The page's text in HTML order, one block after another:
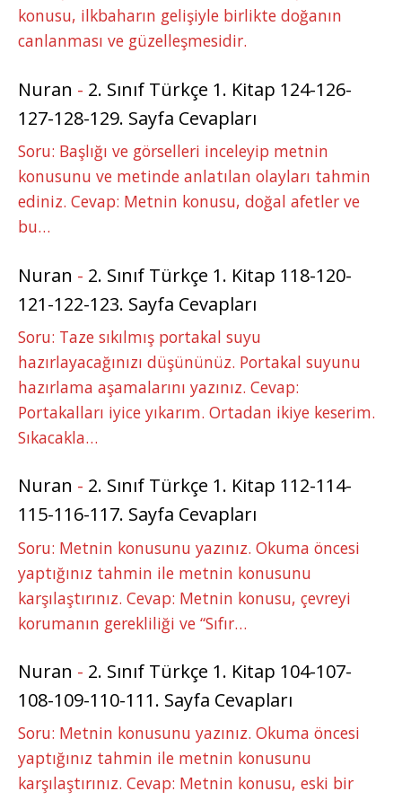
konusu, ilkbaharın gelişiyle birlikte doğanın
canlanması ve güzelleşmesidir.
Nuran - 2. Sınıf Türkçe 1. Kitap 124-126-
127-128-129. Sayfa Cevapları
Soru: Başlığı ve görselleri inceleyip metnin
konusunu ve metinde anlatılan olayları tahmin
ediniz. Cevap: Metnin konusu, doğal afetler ve
bu…
Nuran - 2. Sınıf Türkçe 1. Kitap 118-120-
121-122-123. Sayfa Cevapları
Soru: Taze sıkılmış portakal suyu
hazırlayacağınızı düşününüz. Portakal suyunu
hazırlama aşamalarını yazınız. Cevap:
Portakalları iyice yıkarım. Ortadan ikiye keserim.
Sıkacakla…
Nuran - 2. Sınıf Türkçe 1. Kitap 112-114-
115-116-117. Sayfa Cevapları
Soru: Metnin konusunu yazınız. Okuma öncesi
yaptığınız tahmin ile metnin konusunu
karşılaştırınız. Cevap: Metnin konusu, çevreyi
korumanın gerekliliği ve “Sıfır…
Nuran - 2. Sınıf Türkçe 1. Kitap 104-107-
108-109-110-111. Sayfa Cevapları
Soru: Metnin konusunu yazınız. Okuma öncesi
yaptığınız tahmin ile metnin konusunu
karşılaştırınız. Cevap: Metnin konusu, eski bir